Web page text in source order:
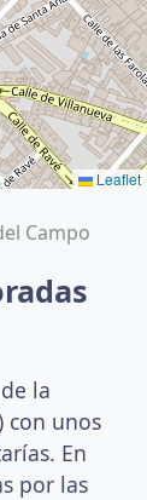
Leaflet
Campo
la
con unos
En
por las